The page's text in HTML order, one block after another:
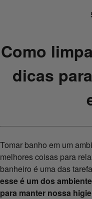
Como
dicas
Tomar banho em um
melhores coisas para
banheiro é uma das
esse é um dos
para manter nossa